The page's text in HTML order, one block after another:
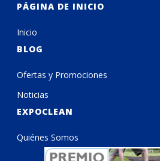
PÁGINA DE INICIO
Inicio
BLOG
Ofertas y Promociones
Noticias
EXPOCLEAN
Quiénes Somos